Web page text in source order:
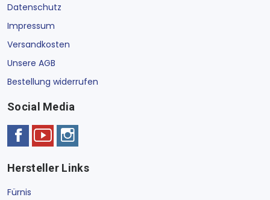
Datenschutz
Impressum
Versandkosten
Unsere AGB
Bestellung widerrufen
Social Media
Hersteller Links
Fürnis